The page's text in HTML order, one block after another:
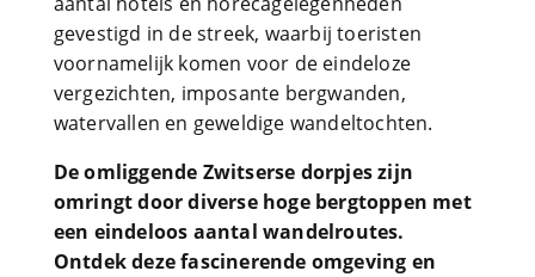
gevestigd in de streek, waarbij toeristen
voornamelijk komen voor de eindeloze
vergezichten, imposante bergwanden,
watervallen en geweldige wandeltochten.
De omliggende Zwitserse dorpjes zijn
omringt door diverse hoge bergtoppen met
een eindeloos aantal wandelroutes.
Ontdek deze fascinerende omgeving en